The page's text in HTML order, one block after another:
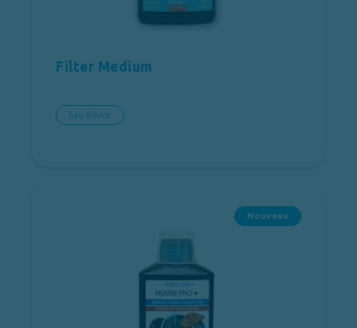
Filter Medium
Eau douce
Nouveau